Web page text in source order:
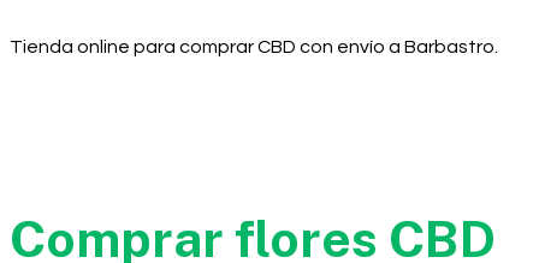
Tienda online para comprar CBD con envío a Barbastro.
Comprar flores CBD